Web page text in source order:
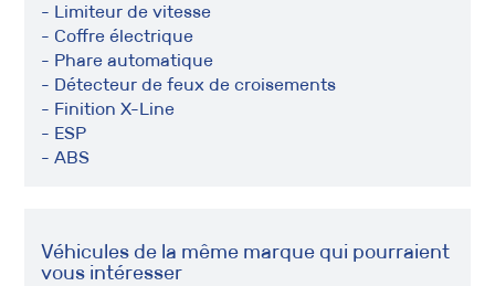
- Limiteur de vitesse
- Coffre électrique
- Phare automatique
- Détecteur de feux de croisements
- Finition X-Line
- ESP
- ABS
Véhicules de la même marque qui pourraient
vous intéresser